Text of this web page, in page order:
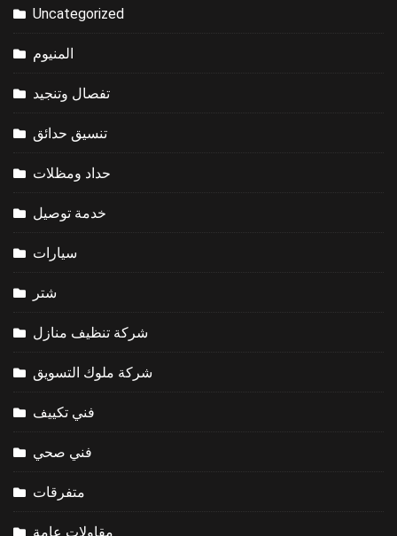
Uncategorized
المنيوم
تفصال وتنجيد
تنسيق حدائق
حداد ومظلات
خدمة توصيل
سيارات
شتر
شركة تنظيف منازل
شركة ملوك التسويق
فني تكييف
فني صحي
متفرقات
مقاولات عامة